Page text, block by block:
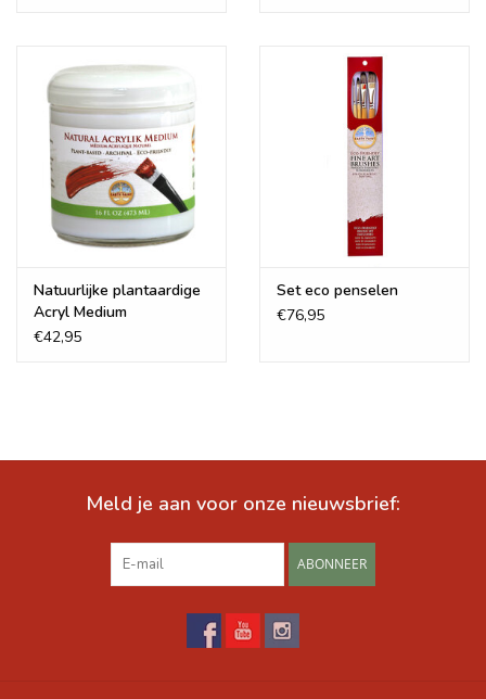
Natuurlijke plantaardige
Acryl Medium
€42,95
Set eco penselen
€76,95
Meld je aan voor onze nieuwsbrief:
ABONNEER